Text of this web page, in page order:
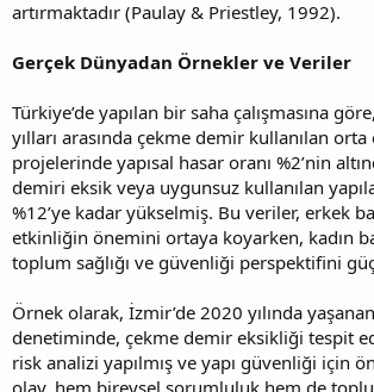
artırmaktadır (Paulay & Priestley, 1992).
Gerçek Dünyadan Örnekler ve Veriler
Türkiye’de yapılan bir saha çalışmasına
yılları arasında çekme demir kullanılan
projelerinde yapısal hasar oranı %2’nin
demiri eksik veya uygunsuz kullanılan
%12’ye kadar yükselmiş. Bu veriler, erkek
etkinliğin önemini ortaya koyarken, kadın
toplum sağlığı ve güvenliği perspektifini
Örnek olarak, İzmir’de 2020 yılında
denetiminde, çekme demir eksikliği tespit
risk analizi yapılmış ve yapı güvenliği için
olay, hem bireysel sorumluluk hem de